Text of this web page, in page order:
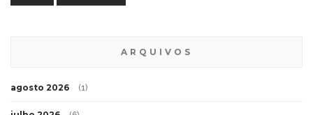
ARQUIVOS
agosto 2026 (1)